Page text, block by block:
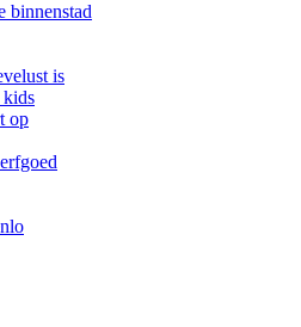
binnenstad
is
kids
op